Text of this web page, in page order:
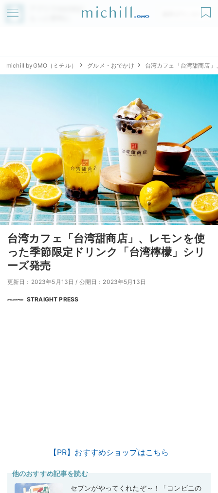
アプリでmichillが
無料ダウンロード
michill byGMO（ミチル） グルメ・おでかけ 台湾カフェ「台湾甜商店
台湾カフェ「台湾甜商店」、レモンを使
った季節限定ドリンク「台湾檸檬」シリ
ーズ発売
更新日：2023年5月13日 / 公開日：2023年5月13日
STRAIGHT PRESS
【PR】おすすめショップはこちら
他のおすすめ記事を読む
セブンがやってくれたぞ～！「コンビニの